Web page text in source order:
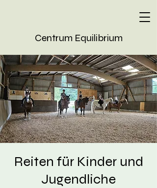
Centrum Equilibrium
Reiten für Kinder und
Jugendliche